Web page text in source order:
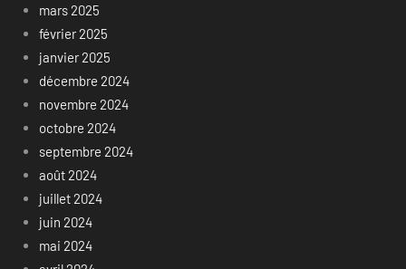
mars 2025
février 2025
janvier 2025
décembre 2024
novembre 2024
octobre 2024
septembre 2024
août 2024
juillet 2024
juin 2024
mai 2024